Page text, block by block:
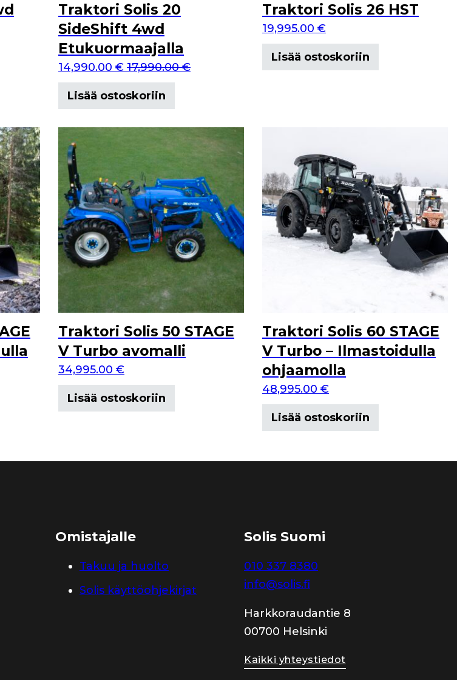
Traktori Solis 20
SideShift 4wd
Etukuormaajalla
14,990.00 € 17,990.00€
Lisää ostoskoriin
Traktori Solis 26 HST
19,995.00 €
Lisää ostoskoriin
Traktori Solis 50 STAGE
V Turbo avomalli
34,995.00 €
Lisää ostoskoriin
Traktori Solis 60 STAGE
V Turbo – Ilmastoidulla
ohjaamolla
48,995.00 €
Lisää ostoskoriin
Omistajalle
Takuu ja huolto
Solis käyttöohjekirjat
Solis Suomi
010 337 8380
info@solis.fi
Harkkoraudantie 8
00700 Helsinki
Kaikki yhteystiedot